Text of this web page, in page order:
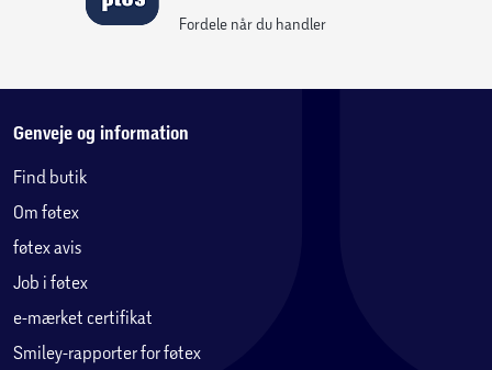
Fordele når du handler
Genveje og information
Find butik
Om føtex
føtex avis
Job i føtex
e-mærket certifikat
Smiley-rapporter for føtex